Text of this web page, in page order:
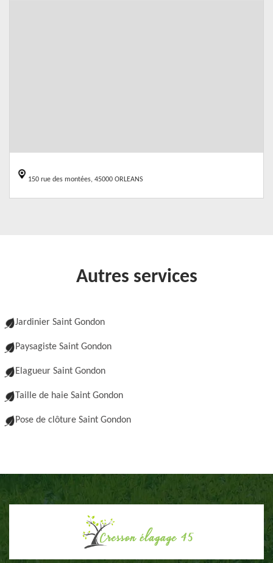
150 rue des montées, 45000 ORLEANS
Autres services
Jardinier Saint Gondon
Paysagiste Saint Gondon
Elagueur Saint Gondon
Taille de haie Saint Gondon
Pose de clôture Saint Gondon